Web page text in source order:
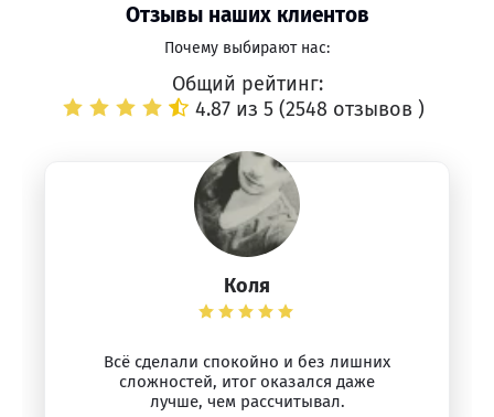
Отзывы наших клиентов
Почему выбирают нас:
Общий рейтинг:
4.87 из 5 (2548 отзывов )
Коля
Всё сделали спокойно и без лишних
сложностей, итог оказался даже
лучше, чем рассчитывал.